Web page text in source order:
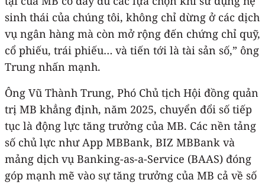
sinh thái của chúng tôi, không chỉ dừng ở các dịch
vụ ngân hàng mà còn mở rộng đến chứng chỉ quỹ,
cổ phiếu, trái phiếu… và tiến tới là tài sản số,” ông
Trung nhấn mạnh.
Ông Vũ Thành Trung, Phó Chủ tịch Hội đồng quản
trị MB khẳng định, năm 2025, chuyển đổi số tiếp
tục là động lực tăng trưởng của MB. Các nền tảng
số chủ lực như App MBBank, BIZ MBBank và
mảng dịch vụ Banking-as-a-Service (BAAS) đóng
góp mạnh mẽ vào sự tăng trưởng của MB cả về số